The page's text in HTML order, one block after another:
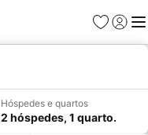
Favoritos
Iniciar
Hóspedes e quartos
2 hóspedes, 1 quarto.